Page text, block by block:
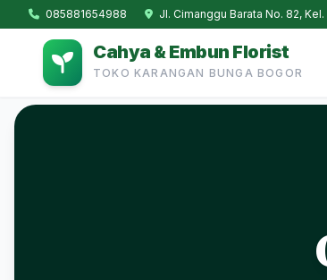
085881654988 Jl. Cimanggu Barata No. 82, Kel.
Cahya & Embun Florist
TOKO KARANGAN BUNGA BOGOR